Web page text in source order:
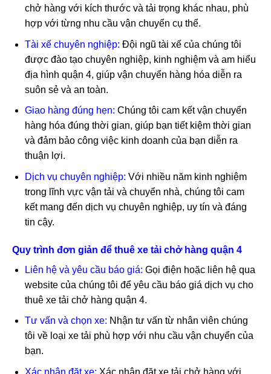
chở hàng với kích thước và tải trọng khác nhau, phù
hợp với từng nhu cầu vận chuyển cụ thể.
Tài xế chuyên nghiệp: Đội ngũ tài xế của chúng tôi
được đào tạo chuyên nghiệp, kinh nghiệm và am hiểu
địa hình quận 4, giúp vận chuyển hàng hóa diễn ra
suôn sẻ và an toàn.
Giao hàng đúng hẹn: Chúng tôi cam kết vận chuyển
hàng hóa đúng thời gian, giúp bạn tiết kiệm thời gian
và đảm bảo công việc kinh doanh của bạn diễn ra
thuận lợi.
Dịch vụ chuyên nghiệp: Với nhiều năm kinh nghiệm
trong lĩnh vực vận tải và chuyển nhà, chúng tôi cam
kết mang đến dịch vụ chuyên nghiệp, uy tín và đáng
tin cậy.
Quy trình đơn giản để thuê xe tải chở hàng quận 4
Liên hệ và yêu cầu báo giá: Gọi điện hoặc liên hệ qua
website của chúng tôi để yêu cầu báo giá dịch vụ cho
thuê xe tải chở hàng quận 4.
Tư vấn và chọn xe: Nhận tư vấn từ nhân viên chúng
tôi về loại xe tải phù hợp với nhu cầu vận chuyển của
bạn.
Xác nhận đặt xe: Xác nhận đặt xe tải chở hàng với